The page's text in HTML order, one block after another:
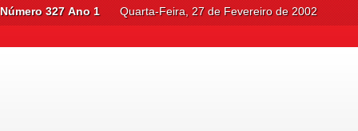
Número 327 Ano 1 Quarta-Feira, 27 de Fevereiro de 2002